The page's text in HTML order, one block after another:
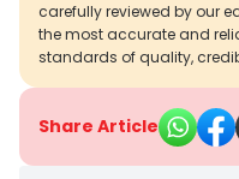
carefully reviewed by our
the most accurate and
standards of quality,
Share Article